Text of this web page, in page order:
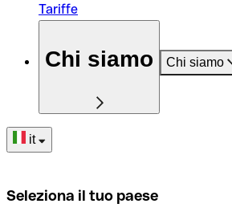
Tariffe
Chi siamo Chi siamo
it
Seleziona il tuo paese